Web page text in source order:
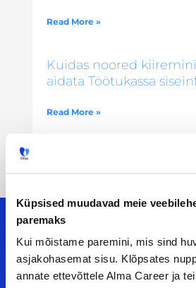
Küpsised muudavad meie
paremaks
Kui mõistame paremini, mis sind
asjakohasemat sisu. Klõpsates
annate ettevõttele Alma Career ja
Read More »
Kuidas noored
aidata Töötukassa
Read More »
Meiega